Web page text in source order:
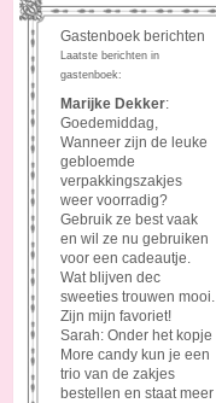
Gastenboek berichten
Laatste berichten in
gastenboek:
Marijke Dekker:
Goedemiddag,
Wanneer zijn de leuke
gebloemde
verpakkingszakjes
weer voorradig?
Gebruik ze best vaak
en wil ze nu gebruiken
voor een cadeautje.
Wat blijven dec
sweeties trouwen mooi.
Zijn mijn favoriet!
Sarah: Onder het kopje
More candy kun je een
trio van de zakjes
bestellen en staat meer